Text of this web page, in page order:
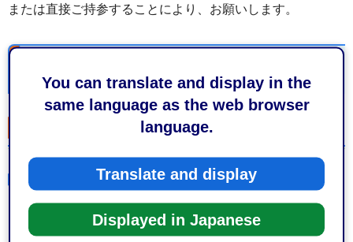
You can translate and display in the
same language as the web browser
language.
Translate and display
Displayed in Japanese
または直接ご持参することにより、お願いします。
健診項目
基本的な健診項目
問診、診察、身体計測（身長、体重、BMI、腹囲）、血圧測